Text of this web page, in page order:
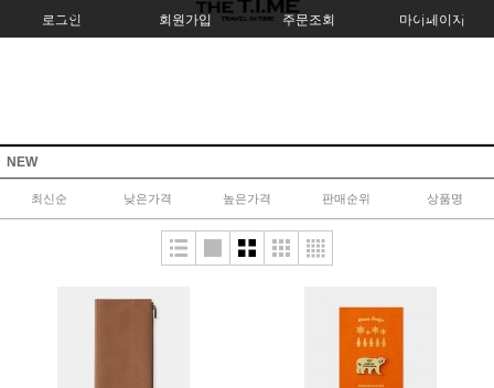
로그인 회원가입 주문조회 마이페이지
NEW
최신순 낮은가격 높은가격 판매순위 상품명